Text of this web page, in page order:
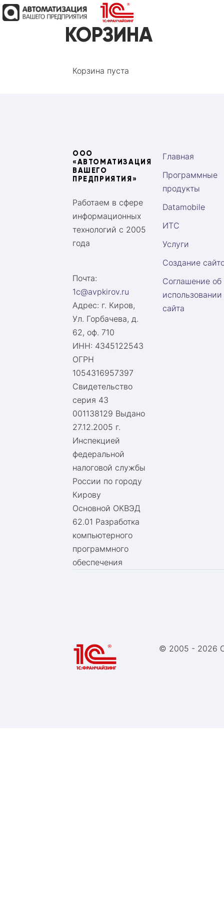
КОРЗИНА
Корзина пуста
ООО
«АВТОМАТИЗАЦИЯ
ВАШЕГО
ПРЕДПРИЯТИЯ»
Работаем в сфере
информационных
технологий с 2005
года
Почта:
1c@avpkirov.ru
Адрес: г. Киров,
Ул. Горбачева, д.
62, оф. 710
ИНН: 4345122543
ОГРН
1054316957397
Свидетельство
серия 43
001138129 Выдано
27.12.2005 г.
Инспекцией
федеральной
налоговой службы
России по городу
Кирову
Основной ОКВЭД
62.01 Разработка
компьютерного
программного
обеспечения
Главная
Программные
продукты
Datamobile
ИТС
Услуги
Создание
Соглашение об
использовании
сайта
© 2005 - 2026